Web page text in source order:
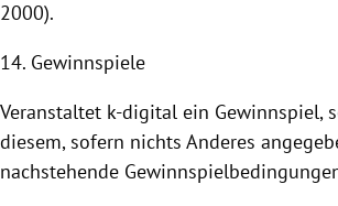
2000).
14. Gewinnspiele
Veranstaltet k-digital ein Gewinnspiel,
diesem, sofern nichts Anderes
nachstehende